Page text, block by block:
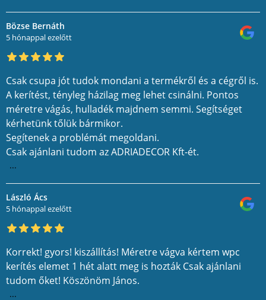
Bözse Bernáth
5 hónappal ezelőtt
Csak csupa jót tudok mondani a termékről és a cégről is.
A kerítést, tényleg házilag meg lehet csinálni. Pontos
méretre vágás, hulladék majdnem semmi. Segítséget
kérhetünk tőlük bármikor.
Segítenek a problémát megoldani.
Csak ajánlani tudom az ADRIADECOR Kft-ét.
...
László Ács
5 hónappal ezelőtt
Korrekt! gyors! kiszállítás! Méretre vágva kértem wpc
kerítés elemet 1 hét alatt meg is hozták Csak ajánlani
tudom őket! Köszönöm János.
...